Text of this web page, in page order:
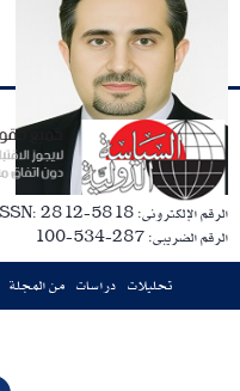
الرقم الإلكترونى: ISSN: 2812-5818
الرقم الضريبى: 287-534-100
تحليلات دراسات من المجلة